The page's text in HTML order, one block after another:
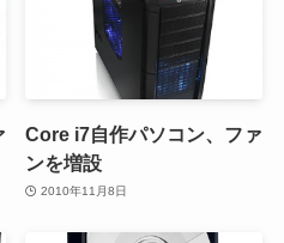
Core i7自作パソコン、ファ
ンを増設
2010年11月8日